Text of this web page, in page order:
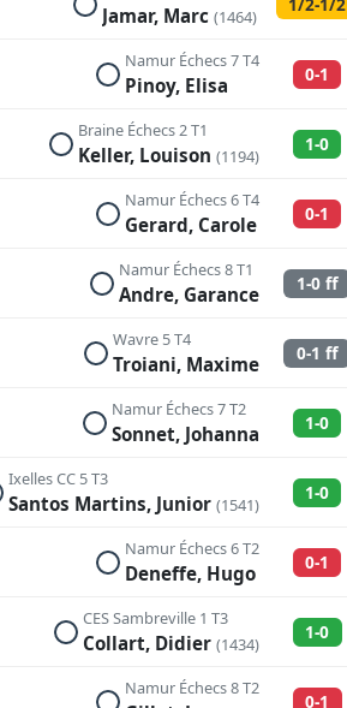
Jamar, Marc (1464)
Namur Échecs 7 T4
Pinoy, Elisa 0-1
Braine Échecs 2 T1
Keller, Louison (1194)
1-0
Namur Échecs 6 T4
Gerard, Carole 0-1
Namur Échecs 8 T1
Andre, Garance 1-0 ff
Wavre 5 T4
Troiani, Maxime 0-1 ff
Namur Échecs 7 T2
Sonnet, Johanna 1-0
Ixelles CC 5 T3
Santos Martins, Junior (1541)
1-0
Namur Échecs 6 T2
Deneffe, Hugo 0-1
CES Sambreville 1 T3
Collart, Didier(1434)
1-0
Namur Échecs 8 T2
0-1